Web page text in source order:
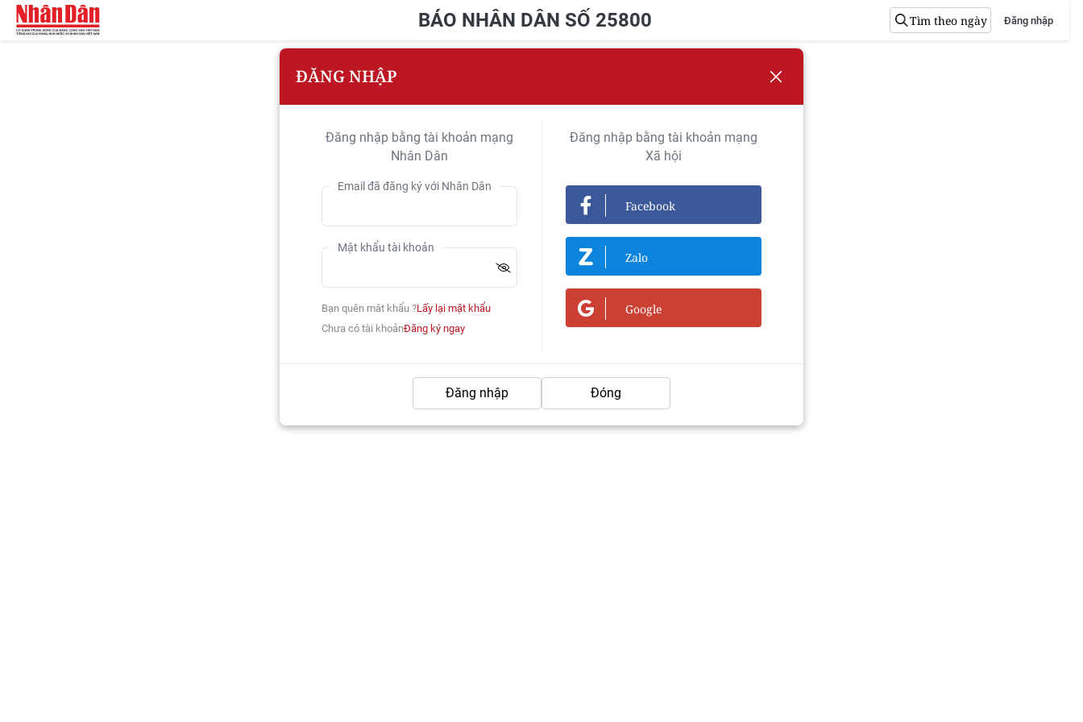
BÁO NHÂN DÂN SỐ 25800 Tìm theo ngày Đăng nhập
ĐĂNG NHẬP
Đăng nhập bằng tài khoản mạng
Nhân Dân
Email đã đăng ký với Nhân Dân
Mật khẩu tài khoản
Bạn quên mât khẩu ?Lấy lại mật khẩu
Chưa có tài khoảnĐăng ký ngay
Đăng nhập bằng tài khoản mạng
Xã hội
Facebook
Zalo
Google
Đăng nhập Đóng